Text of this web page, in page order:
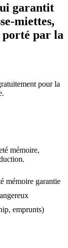
garantit
miettes,
porté par la
pour la
mémoire,
mémoire garantie
emprunts)